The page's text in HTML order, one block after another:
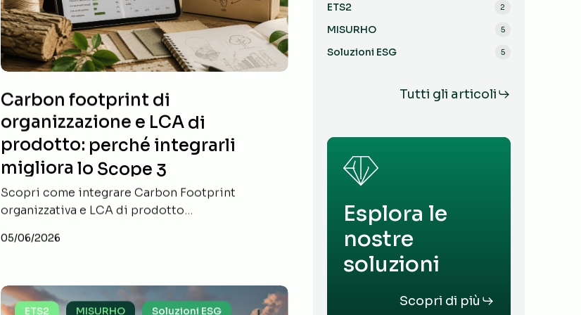
LCA
di
prodotto:
perché
integrarli
migliora
Scope
3
LCA
di
prodotto:
perché
integrarli
migliora
Scope
3
Carbon footprint di
organizzazione e LCA di
prodotto: perché integrarli
migliora lo Scope 3
Scopri come integrare Carbon Footprint
organizzativa e LCA di prodotto…
05/06/2026
ETS2:
ETS2:
ETS2 MISURHO Soluzioni ESG
ETS2 2
MISURHO 5
Soluzioni ESG 5
Tutti gli articoli
Esplora le
nostre
soluzioni
Scopri di più